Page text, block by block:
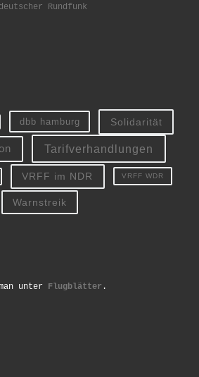
Rundfunk
dbb hamburg Solidarität
Tarifverhandlungen
VRFF im NDR VRFF WDR
Warnstreik
unter Flugblätter .